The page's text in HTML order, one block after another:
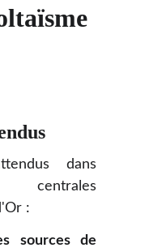
dans
:
sources de